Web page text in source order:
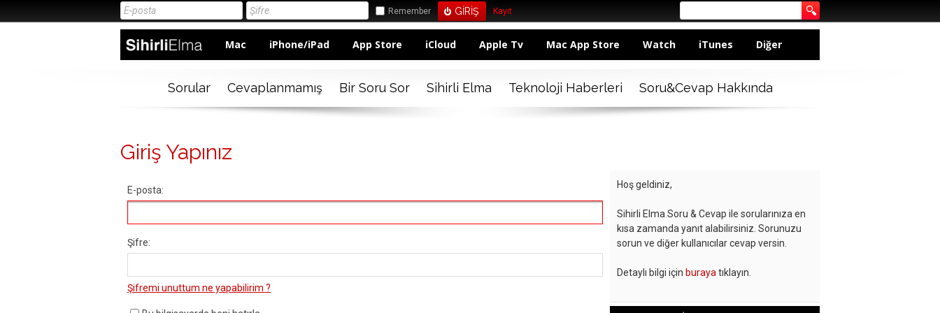
Remember Kayıt
Mac iPhone/iPad App Store iCloud Apple Tv Mac App Store Watch iTunes Diğer
Sorular Cevaplanmamış Bir Soru Sor Sihirli Elma Teknoloji Haberleri Soru&Cevap Hakkında
Giriş Yapınız
E-posta:
Şifre:
Şifremi unuttum ne yapabilirim ?
Hoş geldiniz,
Sihirli Elma Soru & Cevap ile sorularınıza en
kısa zamanda yanıt alabilirsiniz. Sorunuzu
sorun ve diğer kullanıcılar cevap versin.
Detaylı bilgi için buraya tıklayın.